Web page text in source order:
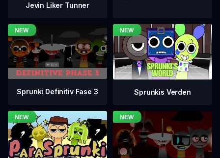
Jevin Liker Tunner
Sprunki Definitiv Fase 3 Sprunkis Verden